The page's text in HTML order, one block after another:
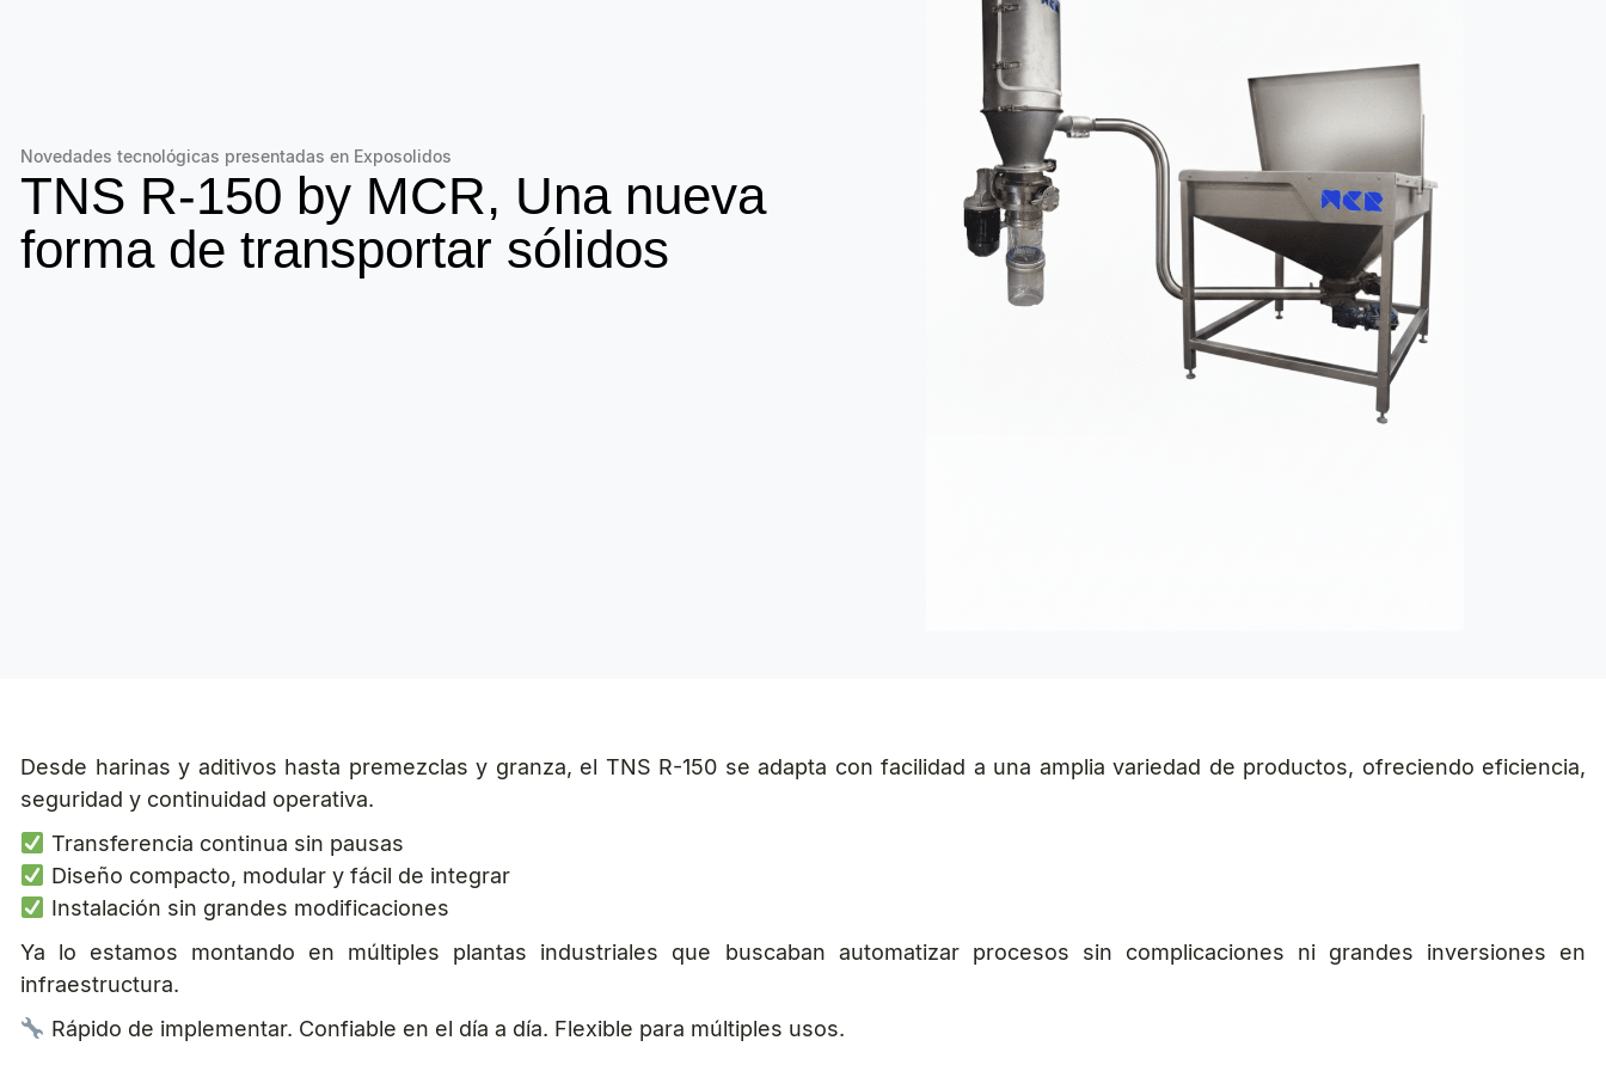
Novedades tecnológicas presentadas en Exposolidos
TNS R-150 by MCR, Una nueva
forma de transportar sólidos
Desde harinas y aditivos hasta premezclas y granza, el TNS R-150 se adapta con facilidad a una amplia variedad de productos, ofreciendo eficiencia,
seguridad y continuidad operativa.
Transferencia continua sin pausas
Diseño compacto, modular y fácil de integrar
Instalación sin grandes modificaciones
Ya lo estamos montando en múltiples plantas industriales que buscaban automatizar procesos sin complicaciones ni grandes inversiones en
infraestructura.
Rápido de implementar. Confiable en el día a día. Flexible para múltiples usos.